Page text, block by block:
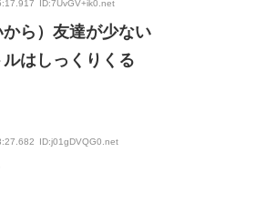
ID:7UvGV+ik0.net
ら）友達が少ない
はしっくりくる
ID:j01gDVQG0.net